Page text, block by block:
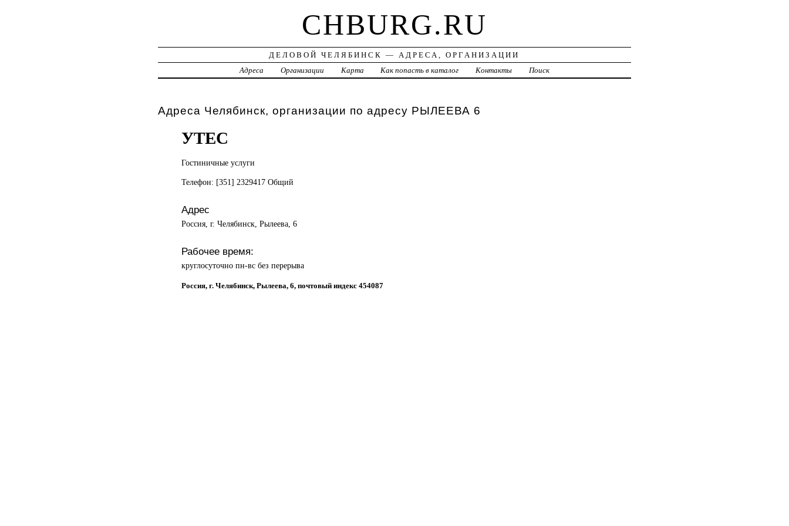
CHBURG.RU
ДЕЛОВОЙ ЧЕЛЯБИНСК — АДРЕСА, ОРГАНИЗАЦИИ
Адреса
Организации Карта Как попасть в каталог Контакты Поиск
Адреса Челябинск, организации по адресу РЫЛЕЕВА 6
УТЕС
Гостиничные услуги
Телефон: [351] 2329417 Общий
Адрес
Россия, г. Челябинск, Рылеева, 6
Рабочее время:
круглосуточно пн-вс без перерыва
Россия, г. Челябинск, Рылеева, 6, почтовый индекс 454087